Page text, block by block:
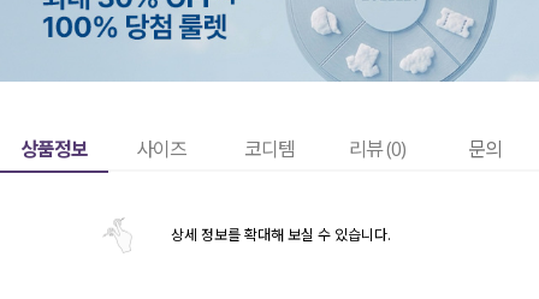
상품정보 사이즈 코디템 리뷰 (0) 문의
상세 정보를 확대해 보실 수 있습니다.